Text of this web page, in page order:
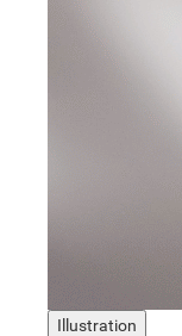
Illustration